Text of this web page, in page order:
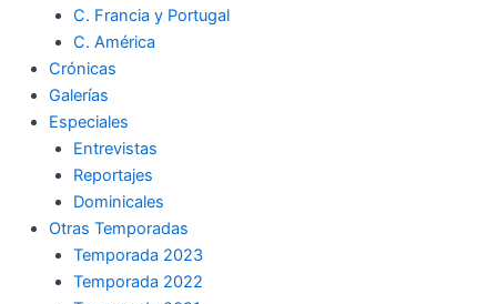
C. Francia y Portugal
C. América
Crónicas
Galerías
Especiales
Entrevistas
Reportajes
Dominicales
Otras Temporadas
Temporada 2023
Temporada 2022